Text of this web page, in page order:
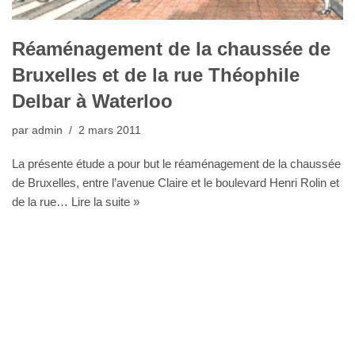
Réaménagement de la chaussée de
Bruxelles et de la rue Théophile
Delbar à Waterloo
par admin 2 mars 2011
La présente étude a pour but le réaménagement de la chaussée
de Bruxelles, entre l’avenue Claire et le boulevard Henri Rolin et
de la rue… Lire la suite »